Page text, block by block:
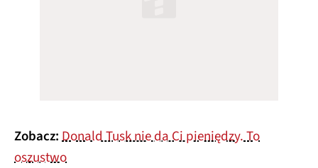
Zobacz:Donald Tusk nie da Ci pieniędzy. To
oszustwo